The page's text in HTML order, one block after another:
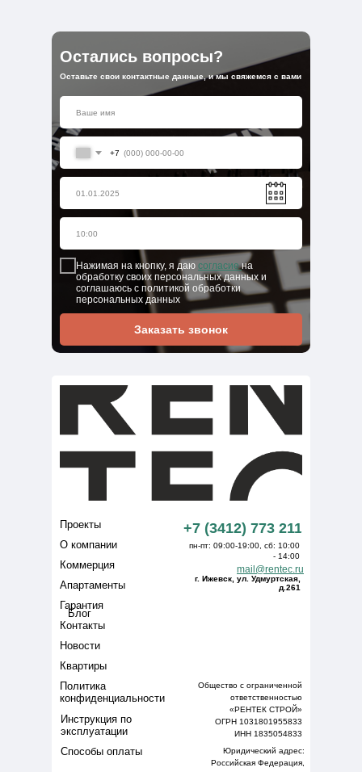
Оставьте свои контактные данные, и мы свяжемся с вами
Остались вопросы?
+7
Нажимая на кнопку, я даю согласиена
обработку своих персональных данных и
соглашаюсь с политикой обработки
персональных данных
Заказать звонок
пн-пт: 09:00-19:00, сб: 10:00
- 14:00
г. Ижевск, ул. Удмуртская,
д.261
+7 (3412) 773 211
Политика
конфиденциальности
Инструкция по
эксплуатации
Контакты
Новости
Квартиры
Способы оплаты
Гарантия
Блог
Коммерция
Апартаменты
О компании
Проекты
mail@rentec.ru
Общество с ограниченной
ответственностью
«РЕНТЕК СТРОЙ»
ОГРН 1031801955833
ИНН 1835054833
Юридический адрес:
Российская Федерация,